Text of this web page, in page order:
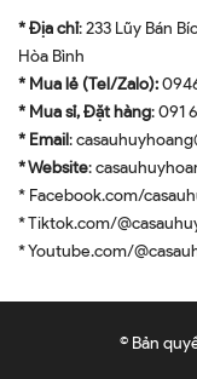
* Địa chỉ: 233 Lũy Bán
Hòa Bình
* Mua lẻ (Tel/Zalo):
* Mua sỉ, Đặt hàng: 091
* Email:
* Website:
* Facebook.com/
* Tiktok.com/
* Youtube.com/
© Bản